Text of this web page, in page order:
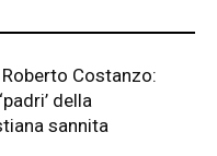
Costanzo:
della
sannita